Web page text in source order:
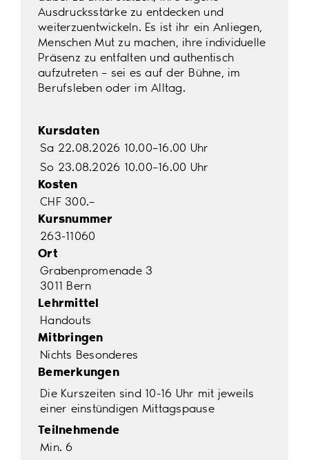
Ausdrucksstärke zu entdecken und
weiterzuentwickeln. Es ist ihr ein Anliegen,
Menschen Mut zu machen, ihre individuelle
Präsenz zu entfalten und authentisch
aufzutreten – sei es auf der Bühne, im
Berufsleben oder im Alltag.
Kursdaten
Sa 22.08.2026 10.00–16.00 Uhr
So 23.08.2026 10.00–16.00 Uhr
Kosten
CHF 300.–
Kursnummer
263-11060
Ort
Grabenpromenade 3
3011 Bern
Lehrmittel
Handouts
Mitbringen
Nichts Besonderes
Bemerkungen
Die Kurszeiten sind 10-16 Uhr mit jeweils
einer einstündigen Mittagspause
Teilnehmende
Min. 6